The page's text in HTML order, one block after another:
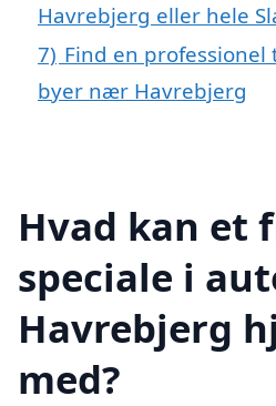
Havrebjerg eller hele
7) Find en
byer nær Havrebjerg
Hvad kan et
speciale i
Havrebjerg
med?